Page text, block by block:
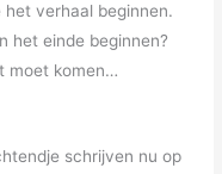
verhaal beginnen.
het einde beginnen?
moet komen…
schrijven nu op